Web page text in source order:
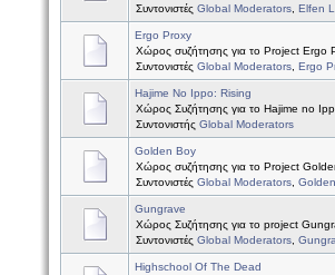
Συντονιστές Global Moderators Elfen
Ergo Proxy
Χώρος συζήτησης για το Project Ergo
Συντονιστές Global Moderators Ergo
Hajime No Ippo: Rising
Χώρος Συζήτησης για το Hajime no
Συντονιστής Global Moderators
Golden Boy
Χώρος συζήτησης για το Project
Συντονιστές Global Moderators
Gungrave
Χώρος Συζήτησης για το project
Συντονιστές Global Moderators
Highschool Of The Dead